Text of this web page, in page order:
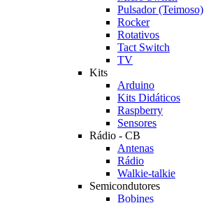
Pulsador (Teimoso)
Rocker
Rotativos
Tact Switch
TV
Kits
Arduino
Kits Didáticos
Raspberry
Sensores
Rádio - CB
Antenas
Rádio
Walkie-talkie
Semicondutores
Bobines